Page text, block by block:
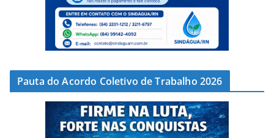
Pauta do Acordo Coletivo de Trabalho 2026